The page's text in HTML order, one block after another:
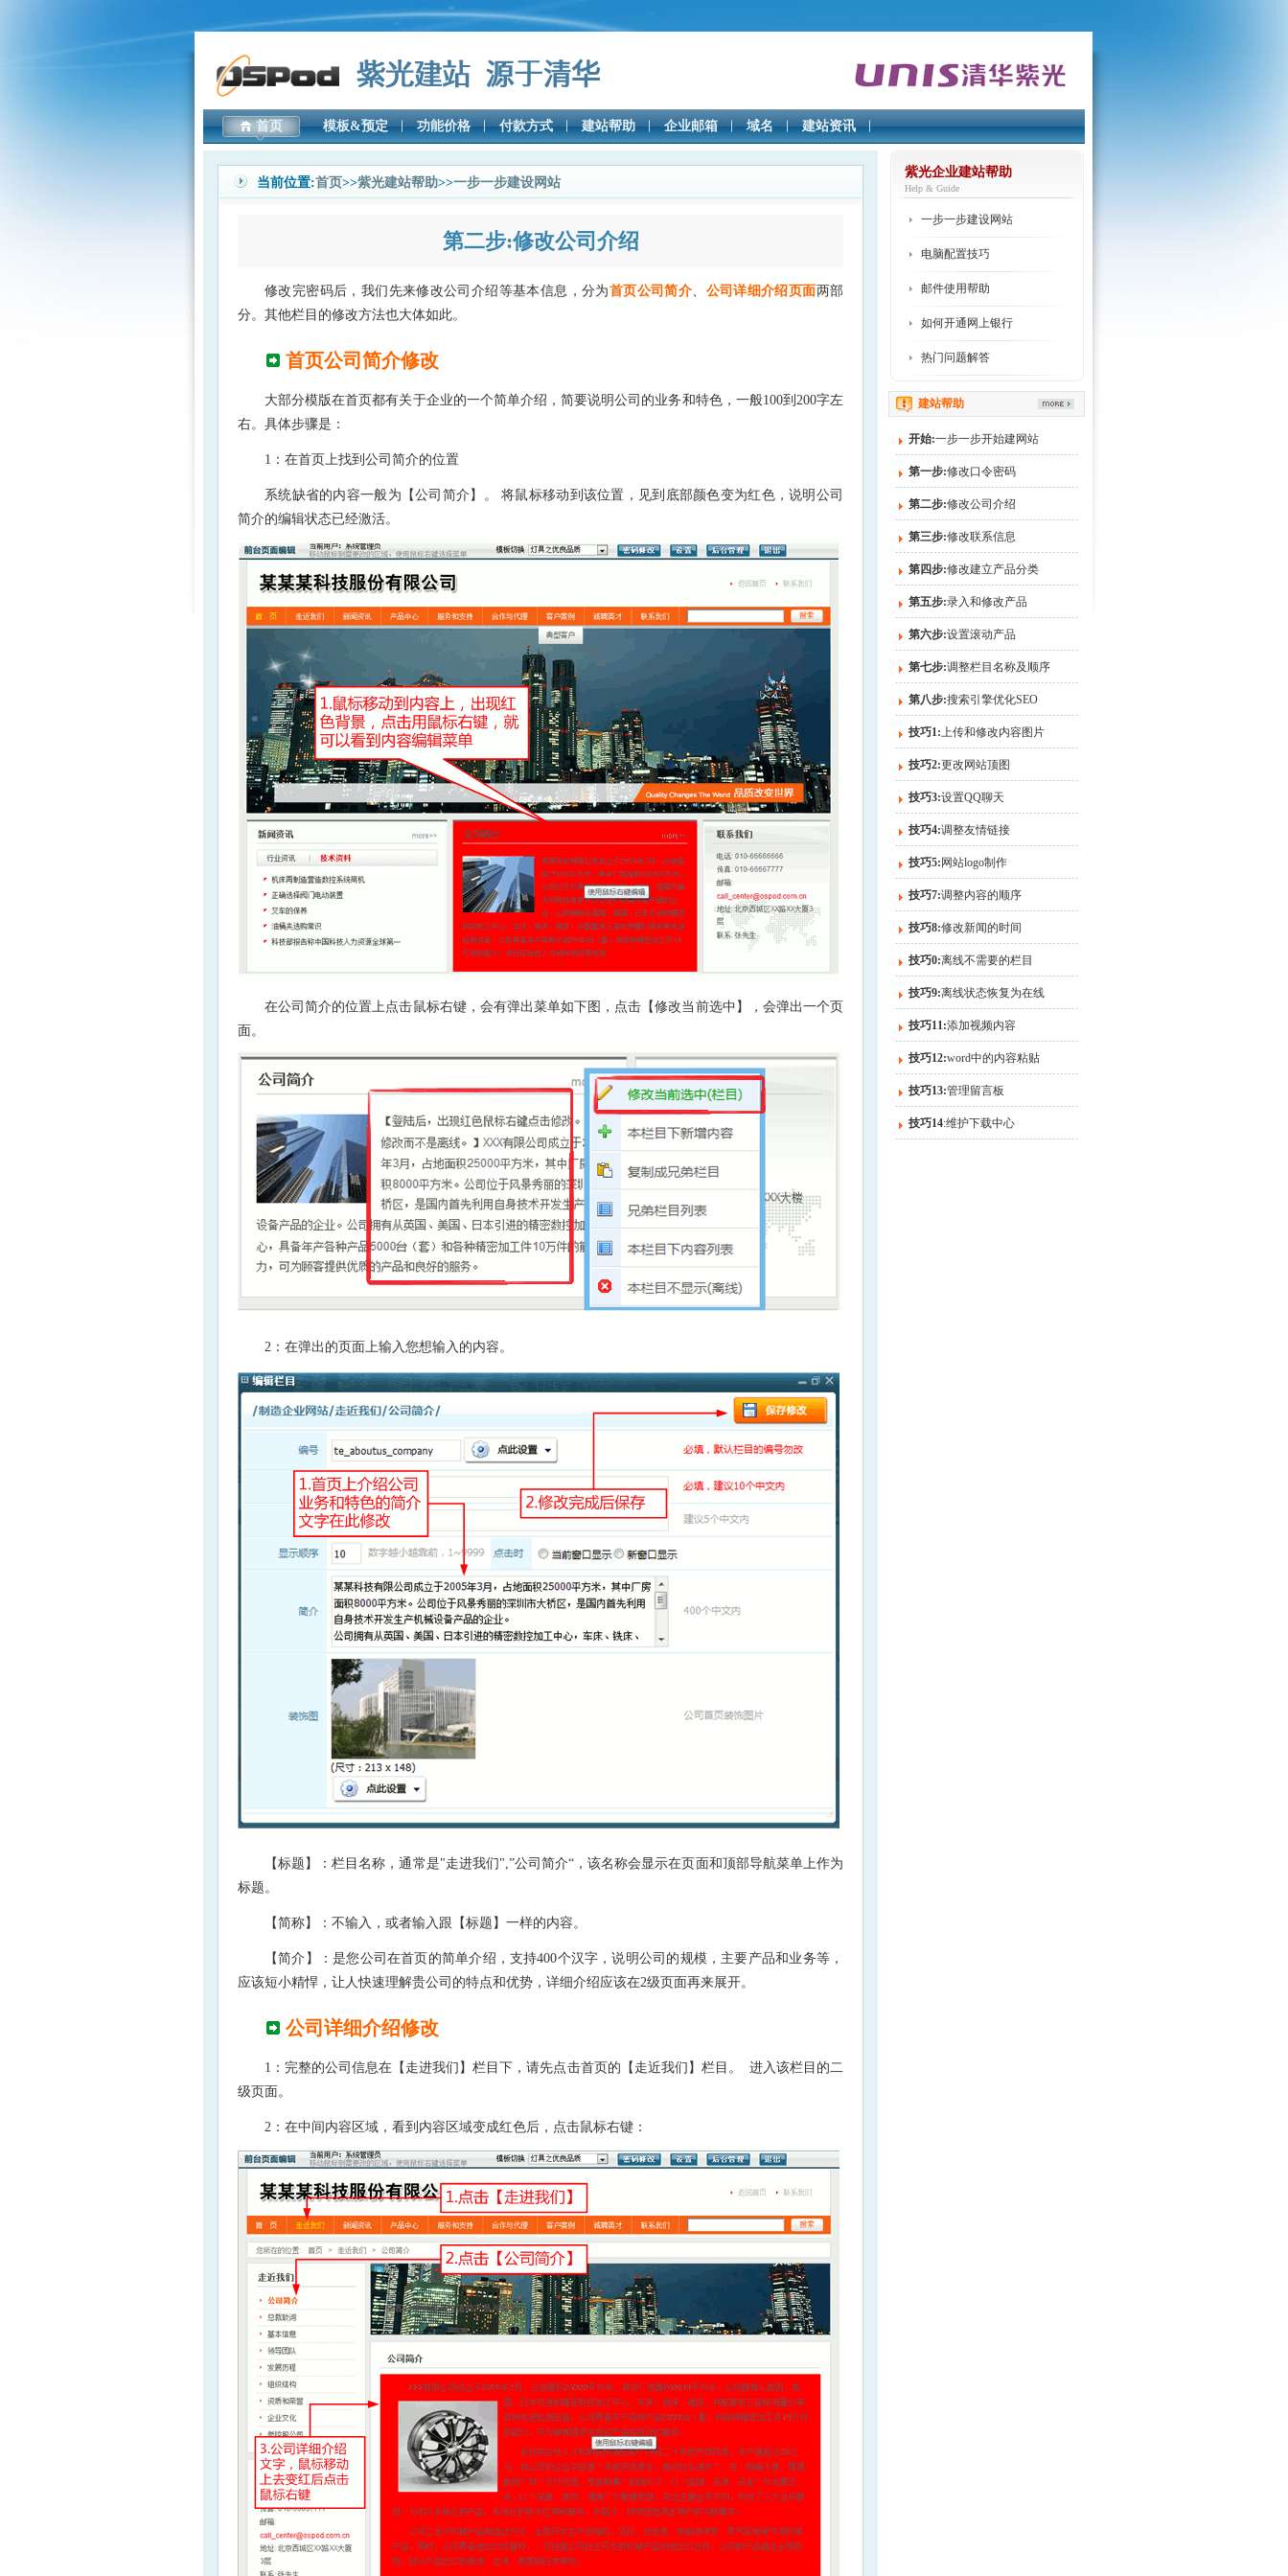
首页 模板&预定 功能价格 付款方式 建站帮助 企业邮箱 域名 建站资讯
当前位置:首页>>紫光建站帮助>>一步一步建设网站
第二步:修改公司介绍
修改完密码后，我们先来修改公司介绍等基本信息，分为首页公司简介、 公司详细介绍页面 两部
分。其他栏目的修改方法也大体如此。
首页公司简介修改
大部分模版在首页都有关于企业的一个简单介绍，简要说明公司的业务和特色，一般100到200字左
右。具体步骤是：
1：在首页上找到公司简介的位置
系统缺省的内容一般为【公司简介】。 将鼠标移动到该位置，见到底部颜色变为红色，说明公司
简介的编辑状态已经激活。
在公司简介的位置上点击鼠标右键，会有弹出菜单如下图，点击【修改当前选中】，会弹出一个页
面。
2：在弹出的页面上输入您想输入的内容。
【标题】：栏目名称，通常是"走进我们",”公司简介“，该名称会显示在页面和顶部导航菜单上作为
标题。
【简称】：不输入，或者输入跟【标题】一样的内容。
【简介】：是您公司在首页的简单介绍，支持400个汉字，说明公司的规模，主要产品和业务等，
应该短小精悍，让人快速理解贵公司的特点和优势，详细介绍应该在2级页面再来展开。
公司详细介绍修改
1：完整的公司信息在【走进我们】栏目下，请先点击首页的【走近我们】栏目。 进入该栏目的二
级页面。
2：在中间内容区域，看到内容区域变成红色后，点击鼠标右键：
紫光企业建站帮助
Help & Guide
一步一步建设网站
电脑配置技巧
邮件使用帮助
如何开通网上银行
热门问题解答
建站帮助
开始:一步一步开始建网站
第一步:修改口令密码
第二步:修改公司介绍
第三步:修改联系信息
第四步:修改建立产品分类
第五步:录入和修改产品
第六步:设置滚动产品
第七步:调整栏目名称及顺序
第八步:搜索引擎优化SEO
技巧1:上传和修改内容图片
技巧2:更改网站顶图
技巧3:设置QQ聊天
技巧4:调整友情链接
技巧5: 网站logo制作
技巧7:调整内容的顺序
技巧8:修改新闻的时间
技巧0:离线不需要的栏目
技巧9:离线状态恢复为在线
技巧11:添加视频内容
技巧12:word中的内容粘贴
技巧13:管理留言板
技巧14:维护下载中心